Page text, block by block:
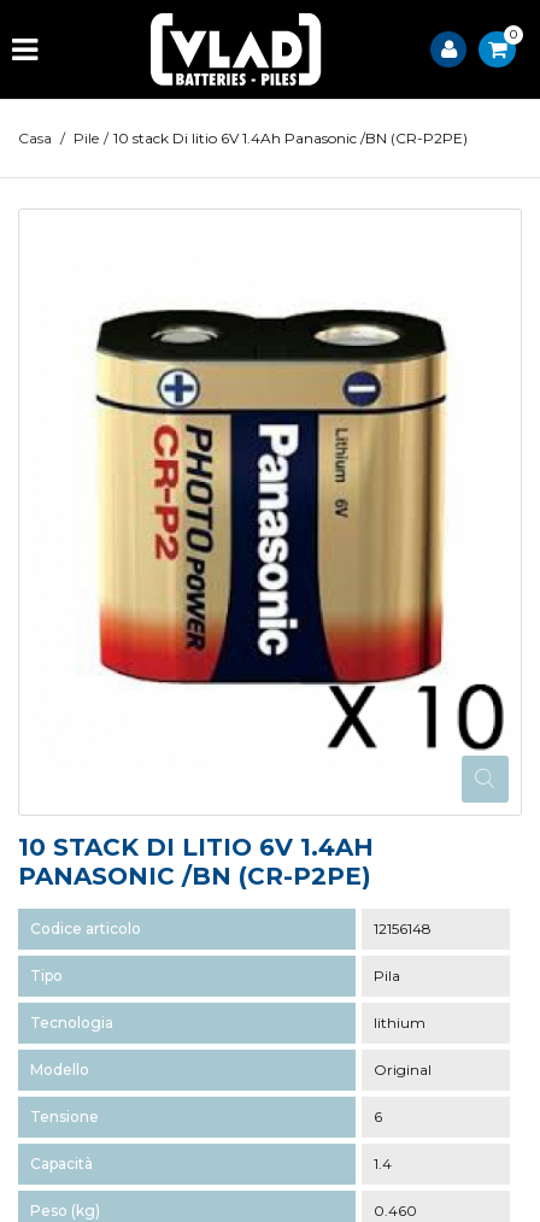
0
Casa / Pile / 10 stack Di litio 6V 1.4Ah Panasonic /BN (CR-P2PE)
10 STACK DI LITIO 6V 1.4AH
PANASONIC /BN (CR-P2PE)
Codice articolo 12156148
Tipo Pila
Tecnologia lithium
Modello Original
Tensione 6
Capacità 1.4
Peso (kg) 0.460